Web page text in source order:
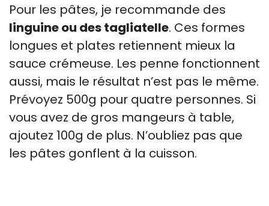
Pour les pâtes, je recommande des
linguine ou des tagliatelle. Ces formes
longues et plates retiennent mieux la
sauce crémeuse. Les penne fonctionnent
aussi, mais le résultat n’est pas le même.
Prévoyez 500g pour quatre personnes. Si
vous avez de gros mangeurs à table,
ajoutez 100g de plus. N’oubliez pas que
les pâtes gonflent à la cuisson.